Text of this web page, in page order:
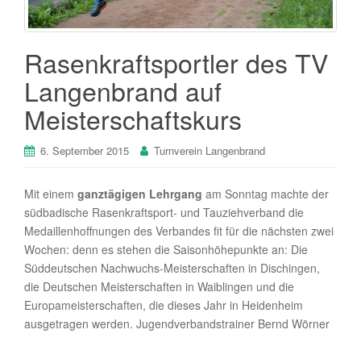
Rasenkraftsportler des TV
Langenbrand auf
Meisterschaftskurs
6. September 2015 Turnverein Langenbrand
Mit einem ganztägigen Lehrgang am Sonntag machte der
südbadische Rasenkraftsport- und Tauziehverband die
Medaillenhoffnungen des Verbandes fit für die nächsten zwei
Wochen: denn es stehen die Saisonhöhepunkte an: Die
Süddeutschen Nachwuchs-Meisterschaften in Dischingen,
die Deutschen Meisterschaften in Waiblingen und die
Europameisterschaften, die dieses Jahr in Heidenheim
ausgetragen werden. Jugendverbandstrainer Bernd Wörner